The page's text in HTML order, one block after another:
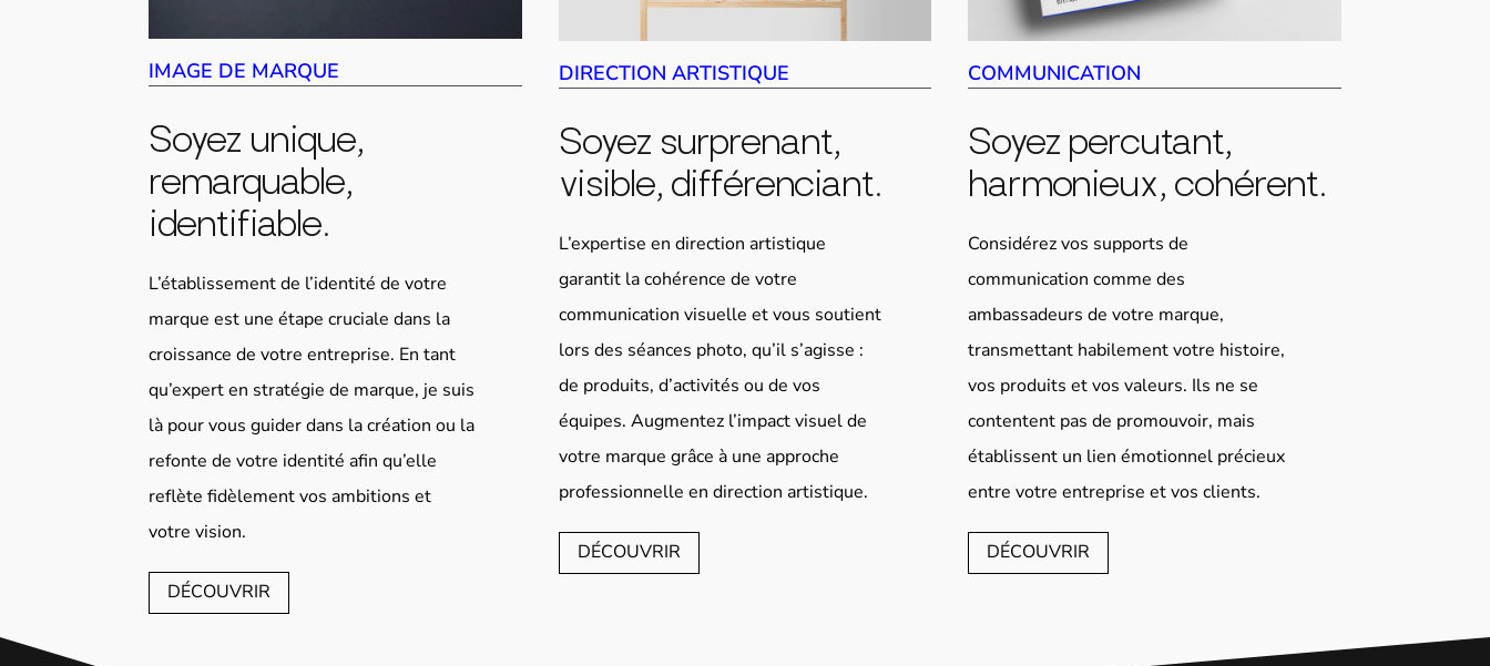
IMAGE DE MARQUE
Soyez unique,
remarquable,
identifiable.
L’établissement de l’identité de votre
marque est une étape cruciale dans la
croissance de votre entreprise. En tant
qu’expert en stratégie de marque, je suis
là pour vous guider dans la création ou la
refonte de votre identité afin qu’elle
reflète fidèlement vos ambitions et
votre vision.
DÉCOUVRIR
DIRECTION ARTISTIQUE
Soyez surprenant,
visible, différenciant.
L’expertise en direction artistique
garantit la cohérence de votre
communication visuelle et vous soutient
lors des séances photo, qu’il s’agisse :
de produits, d’activités ou de vos
équipes. Augmentez l’impact visuel de
votre marque grâce à une approche
professionnelle en direction artistique.
DÉCOUVRIR
COMMUNICATION
Soyez percutant,
harmonieux, cohérent.
Considérez vos supports de
communication comme des
ambassadeurs de votre marque,
transmettant habilement votre histoire,
vos produits et vos valeurs. Ils ne se
contentent pas de promouvoir, mais
établissent un lien émotionnel précieux
entre votre entreprise et vos clients.
DÉCOUVRIR